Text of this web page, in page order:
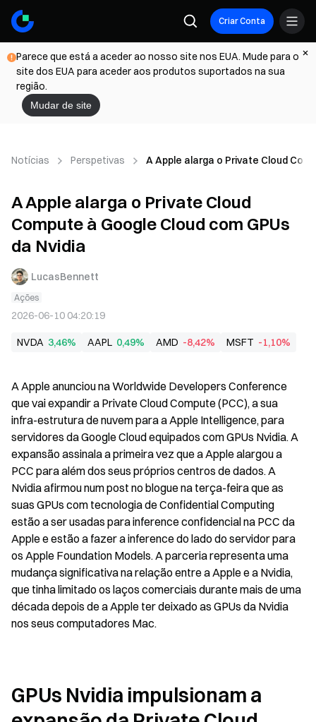
Criar Conta
Parece que está a aceder ao nosso site nos EUA. Mude para o
site dos EUA para aceder aos produtos suportados na sua
região.
Mudar de site
Notícias Perspetivas A Apple alarga o Private Cloud
A Apple alarga o Private Cloud
Compute à Google Cloud com GPUs
da Nvidia
LucasBennett
Ações
2026-06-10 04:20:19
NVDA 3,46% AAPL 0,49% AMD -8,42% MSFT -1,10%
A Apple anunciou na Worldwide Developers Conference
que vai expandir a Private Cloud Compute (PCC), a sua
infra-estrutura de nuvem para a Apple Intelligence, para
servidores da Google Cloud equipados com GPUs Nvidia. A
expansão assinala a primeira vez que a Apple alargou a
PCC para além dos seus próprios centros de dados. A
Nvidia afirmou num post no blogue na terça-feira que as
suas GPUs com tecnologia de Confidential Computing
estão a ser usadas para inference confidencial na PCC da
Apple e estão a fazer a inference do lado do servidor para
os Apple Foundation Models. A parceria representa uma
mudança significativa na relação entre a Apple e a Nvidia,
que tinha limitado os laços comerciais durante mais de uma
década depois de a Apple ter deixado as GPUs da Nvidia
nos seus computadores Mac.
GPUs Nvidia impulsionam a